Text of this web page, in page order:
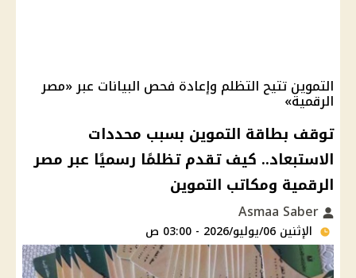
التموين تتيح التظلم وإعادة فحص البيانات عبر «مصر
الرقمية»
توقف بطاقة التموين بسبب محددات
الاستبعاد.. كيف تقدم تظلمًا رسميًا عبر مصر
الرقمية ومكاتب التموين
الإثنين 06/يوليو/2026 - 03:00 ص